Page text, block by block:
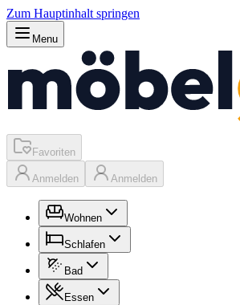
Zum Hauptinhalt springen
Menu
Favoriten
Anmelden Anmelden
Wohnen
Schlafen
Bad
Essen